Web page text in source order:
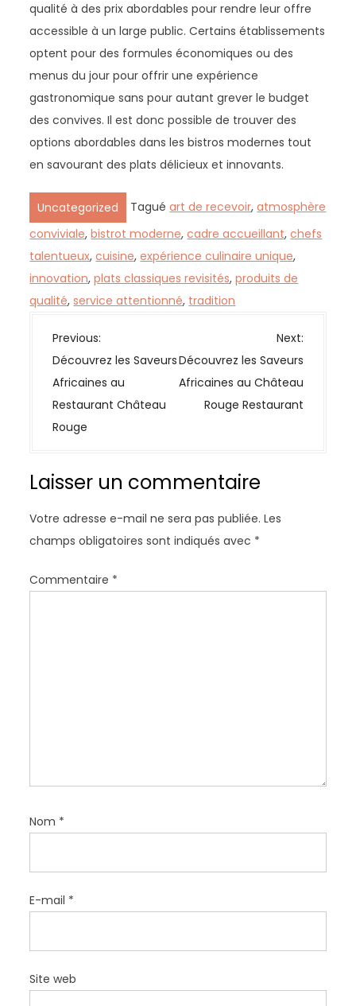
qualité à des prix abordables pour rendre leur offre
accessible à un large public. Certains établissements
optent pour des formules économiques ou des
menus du jour pour offrir une expérience
gastronomique sans pour autant grever le budget
des convives. Il est donc possible de trouver des
options abordables dans les bistros modernes tout
en savourant des plats délicieux et innovants.
Uncategorized Taguéart de recevoir,atmosphère
conviviale,bistrot moderne,cadre accueillant,chefs
talentueux,cuisine,expérience culinaire unique,
innovation,plats classiques revisités,produits de
qualité,service attentionné, tradition
N
a
v
i
g
i
n
d
e
l
Previous:
Découvrez les Saveurs
Africaines au
Restaurant Château
Rouge
Next:
Découvrez les Saveurs
Africaines au Château
Rouge Restaurant
Laisser un commentaire
Votre adresse e-mail ne sera pas publiée. Les
champs obligatoires sont indiqués avec *
Commentaire *
Nom *
E-mail *
Site web